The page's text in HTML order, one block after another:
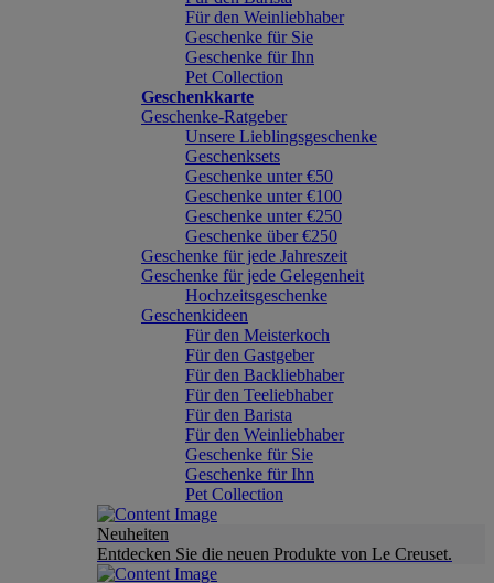
Für den Weinliebhaber
Geschenke für Sie
Geschenke für Ihn
Pet Collection
Geschenkkarte
Geschenke-Ratgeber
Unsere Lieblingsgeschenke
Geschenksets
Geschenke unter €50
Geschenke unter €100
Geschenke unter €250
Geschenke über €250
Geschenke für jede Jahreszeit
Geschenke für jede Gelegenheit
Hochzeitsgeschenke
Geschenkideen
Für den Meisterkoch
Für den Gastgeber
Für den Backliebhaber
Für den Teeliebhaber
Für den Barista
Für den Weinliebhaber
Geschenke für Sie
Geschenke für Ihn
Pet Collection
Neuheiten
Entdecken Sie die neuen Produkte von Le Creuset.